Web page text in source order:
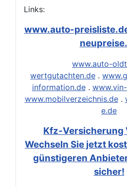
Links:
www.auto-
www.auto-
wertgutachten.de .
information.de.
www.mobilverzeichnis.de.
e.de
Kfz-Versicherung
Wechseln Sie jetzt
günstigeren
sicher!